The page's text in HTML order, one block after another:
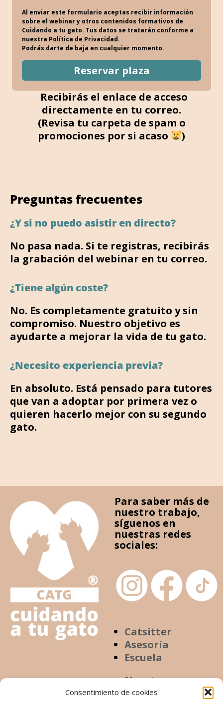
Consentimiento de cookies
Al enviar este formulario aceptas recibir información
sobre el webinar y otros contenidos formativos de
Cuidando a tu gato. Tus datos se tratarán conforme a
nuestra Política de Privacidad.
Podrás darte de baja en cualquier momento.
Reservar plaza
Recibirás el enlace de acceso
directamente en tu correo.
(Revisa tu carpeta de spam o
promociones por si acaso
)
Preguntas frecuentes
¿Y si no puedo asistir en directo?
No pasa nada. Si te registras, recibirás
la grabación del webinar en tu correo.
¿Tiene algún coste?
No. Es completamente gratuito y sin
compromiso. Nuestro objetivo es
ayudarte a mejorar la vida de tu gato.
¿Necesito experiencia previa?
En absoluto. Está pensado para tutores
que van a adoptar por primera vez o
quieren hacerlo mejor con su segundo
gato.
Para saber más de
nuestro trabajo,
síguenos en
nuestras redes
sociales:
Catsitter
Asesoría
Escuela
Nosotros
Contacto